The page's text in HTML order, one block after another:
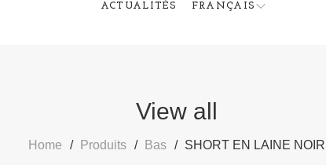
ACTUALITÉS FRANÇAIS
View all
Home Produits Bas SHORT EN LAINE NOIR